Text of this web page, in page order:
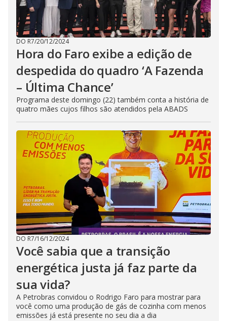
DO R7/20/12/2024
Hora do Faro exibe a edição de
despedida do quadro ‘A Fazenda
– Última Chance’
Programa deste domingo (22) também conta a história de
quatro mães cujos filhos são atendidos pela ABADS
DO R7/16/12/2024
Você sabia que a transição
energética justa já faz parte da
sua vida?
A Petrobras convidou o Rodrigo Faro para mostrar para
você como uma produção de gás de cozinha com menos
emissões já está presente no seu dia a dia